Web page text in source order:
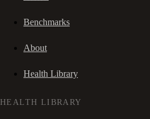
Benchmarks
About
Health Library
HEALTH LIBRARY